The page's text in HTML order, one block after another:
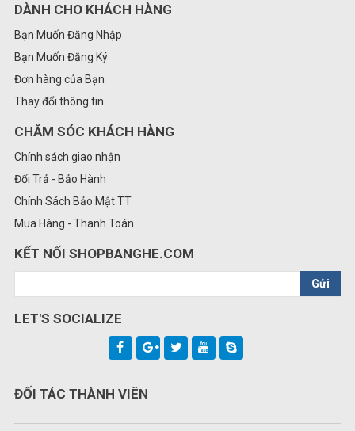
DÀNH CHO KHÁCH HÀNG
Bạn Muốn Đăng Nhập
Bạn Muốn Đăng Ký
Đơn hàng của Bạn
Thay đổi thông tin
CHĂM SÓC KHÁCH HÀNG
Chính sách giao nhận
Đổi Trả - Bảo Hành
Chính Sách Bảo Mật TT
Mua Hàng - Thanh Toán
KẾT NỐI SHOPBANGHE.COM
Gửi
LET'S SOCIALIZE
ĐỐI TÁC THÀNH VIÊN